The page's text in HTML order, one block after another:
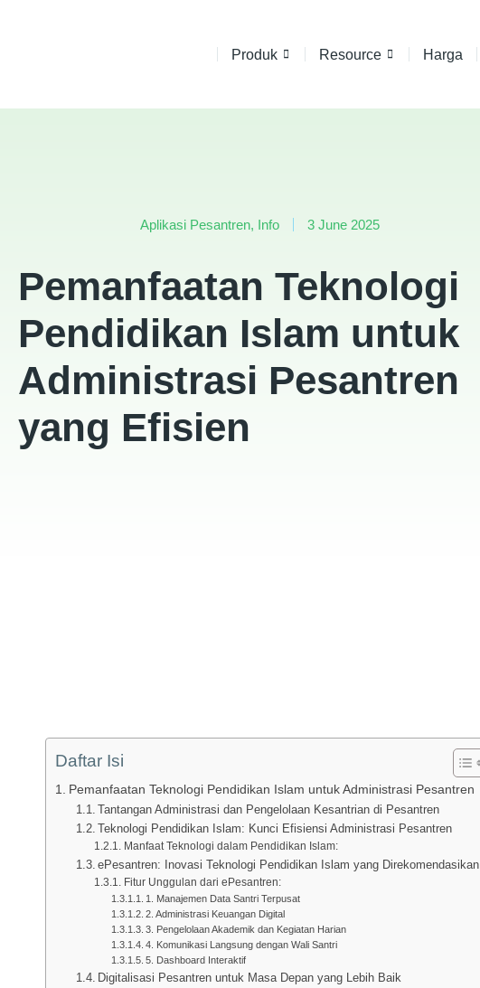
Produk Resource Harga
Aplikasi Pesantren, Info 3 June 2025
Pemanfaatan Teknologi
Pendidikan Islam untuk
Administrasi Pesantren
yang Efisien
Daftar Isi
Pemanfaatan Teknologi Pendidikan Islam untuk Administrasi Pesantren
Tantangan Administrasi dan Pengelolaan Kesantrian di Pesantren
Teknologi Pendidikan Islam: Kunci Efisiensi Administrasi Pesantren
Manfaat Teknologi dalam Pendidikan Islam:
ePesantren: Inovasi Teknologi Pendidikan Islam yang Direkomendasikan
Fitur Unggulan dari ePesantren:
1. Manajemen Data Santri Terpusat
2. Administrasi Keuangan Digital
3. Pengelolaan Akademik dan Kegiatan Harian
4. Komunikasi Langsung dengan Wali Santri
5. Dashboard Interaktif
Digitalisasi Pesantren untuk Masa Depan yang Lebih Baik